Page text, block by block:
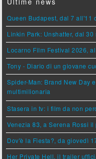
Queen Budapest, dal 7 all'11
Linkin Park: Unshatter, dal
Locarno Film Festival 2026,
Tony - Diario di un giovane
Spider-Man: Brand New Day
multimilionaria
Stasera in tv: i film da non
Venezia 83, a Serena Rossi
Dov'è la Fiesta?, da giovedì
Her Private Hell, il trailer